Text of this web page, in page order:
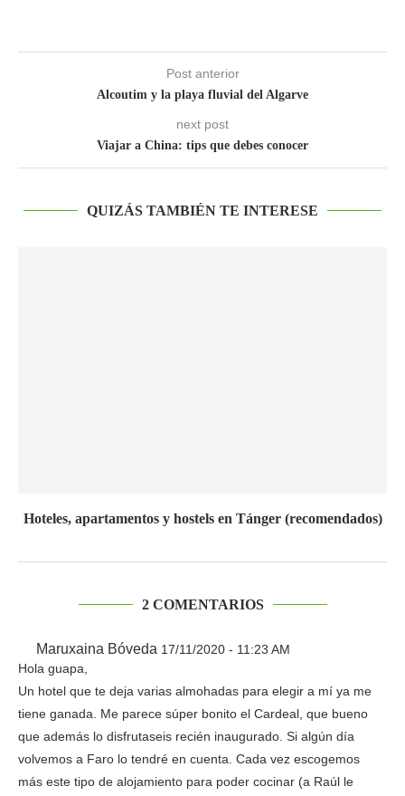
Post anterior
Alcoutim y la playa fluvial del Algarve
next post
Viajar a China: tips que debes conocer
QUIZÁS TAMBIÉN TE INTERESE
Hoteles, apartamentos y hostels en Tánger (recomendados)
2 COMENTARIOS
Maruxaina Bóveda 17/11/2020 - 11:23 AM
Hola guapa,
Un hotel que te deja varias almohadas para elegir a mí ya me
tiene ganada. Me parece súper bonito el Cardeal, que bueno
que además lo disfrutaseis recién inaugurado. Si algún día
volvemos a Faro lo tendré en cuenta. Cada vez escogemos
más este tipo de alojamiento para poder cocinar (a Raúl le